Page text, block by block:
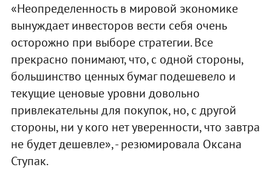
«Неопределенность в мировой экономике
вынуждает инвесторов вести себя очень
осторожно при выборе стратегии. Все
прекрасно понимают, что, с одной стороны,
большинство ценных бумаг подешевело и
текущие ценовые уровни довольно
привлекательны для покупок, но, с другой
стороны, ни у кого нет уверенности, что завтра
не будет дешевле», - резюмировала Оксана
Ступак.